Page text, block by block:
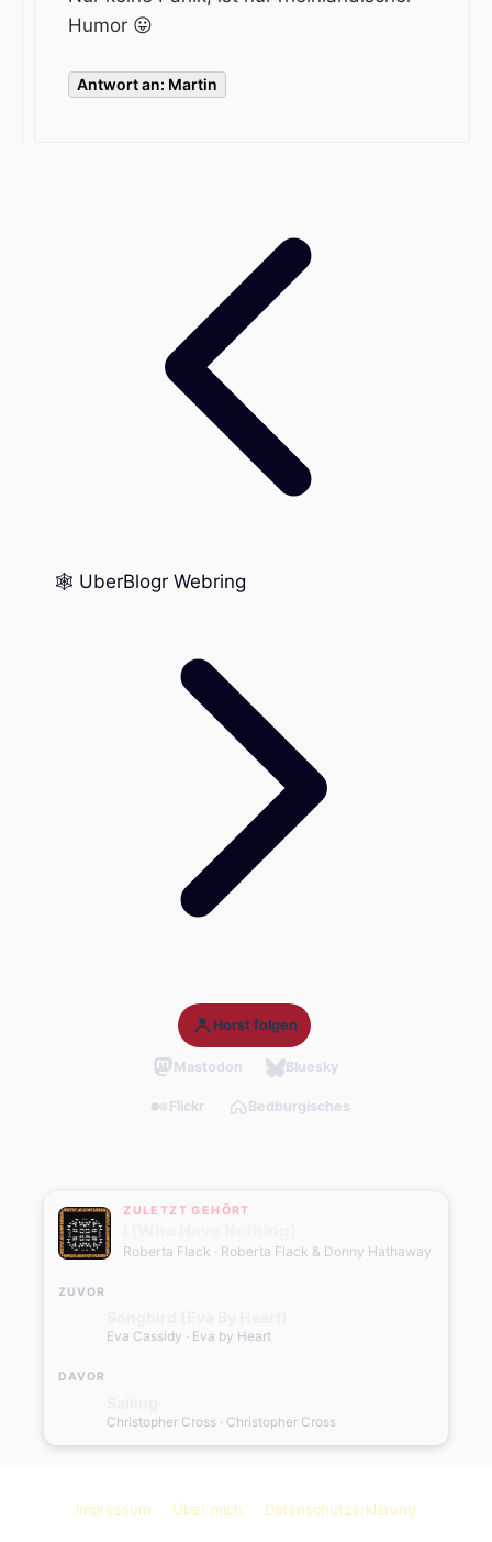
Humor 😛
Antwort an: Martin
🕸️ UberBlogr Webring
Horst folgen
Mastodon Bluesky
Flickr Bedburgisches
ZULETZT GEHÖRT
Roberta Flack · Roberta Flack & Donny Hathaway
ZUVOR
Eva Cassidy · Eva by Heart
DAVOR
Christopher Cross · Christopher Cross
Impressum Über mich Datenschutzerklärung